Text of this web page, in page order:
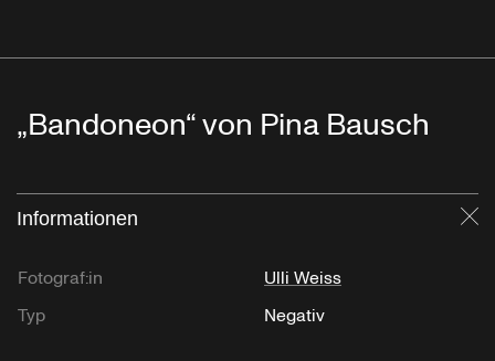
„Bandoneon“ von Pina Bausch
Informationen
Fotograf:in
Ulli Weiss
Typ
Negativ